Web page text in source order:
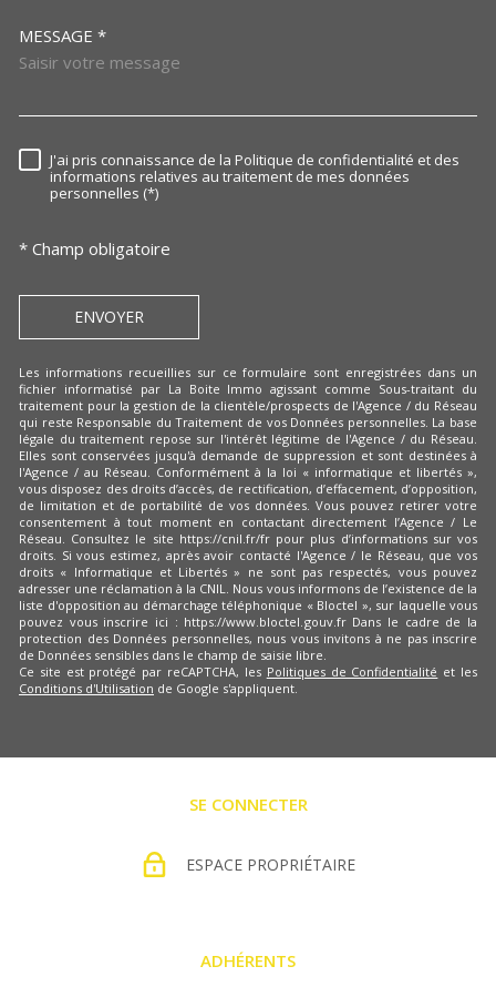
MESSAGE *
RÈGLEMENTATION
J'ai pris connaissance de la Politique de confidentialité et des
informations relatives au traitement de mes données
personnelles (*)
* Champ obligatoire
ENVOYER
Les informations recueillies sur ce formulaire sont enregistrées dans un
fichier informatisé par La Boite Immo agissant comme Sous-traitant du
traitement pour la gestion de la clientèle/prospects de l'Agence / du Réseau
qui reste Responsable du Traitement de vos Données personnelles. La base
légale du traitement repose sur l'intérêt légitime de l'Agence / du Réseau.
Elles sont conservées jusqu'à demande de suppression et sont destinées à
l'Agence / au Réseau. Conformément à la loi « informatique et libertés »,
vous disposez des droits d’accès, de rectification, d’effacement, d’opposition,
de limitation et de portabilité de vos données. Vous pouvez retirer votre
consentement à tout moment en contactant directement l’Agence / Le
Réseau. Consultez le site https://cnil.fr/fr pour plus d’informations sur vos
droits. Si vous estimez, après avoir contacté l'Agence / le Réseau, que vos
droits « Informatique et Libertés » ne sont pas respectés, vous pouvez
adresser une réclamation à la CNIL. Nous vous informons de l’existence de la
liste d'opposition au démarchage téléphonique « Bloctel », sur laquelle vous
pouvez vous inscrire ici : https://www.bloctel.gouv.fr Dans le cadre de la
protection des Données personnelles, nous vous invitons à ne pas inscrire
de Données sensibles dans le champ de saisie libre.
Ce site est protégé par reCAPTCHA, les Politiques de Confidentialité et les
Conditions d'Utilisation de Google s'appliquent.
SE CONNECTER
ESPACE PROPRIÉTAIRE
ADHÉRENTS